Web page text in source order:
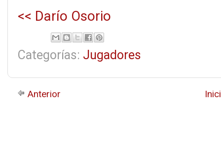
<< Darío Osorio
Categorías: Jugadores
Anterior